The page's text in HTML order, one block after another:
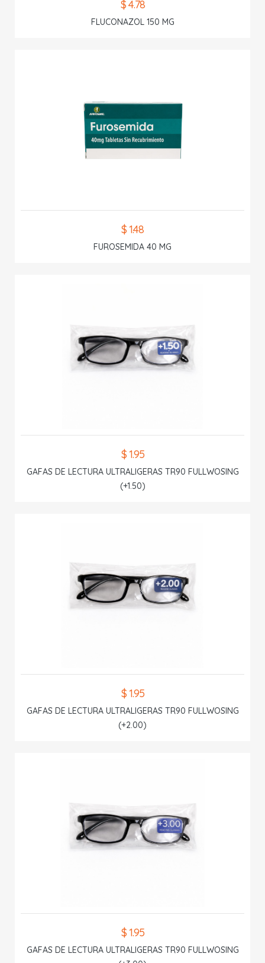
$ 4.78
FLUCONAZOL 150 MG
$ 1.48
FUROSEMIDA 40 MG
$ 1.95
GAFAS DE LECTURA ULTRALIGERAS TR90 FULLWOSING
(+1.50)
$ 1.95
GAFAS DE LECTURA ULTRALIGERAS TR90 FULLWOSING
(+2.00)
$ 1.95
GAFAS DE LECTURA ULTRALIGERAS TR90 FULLWOSING